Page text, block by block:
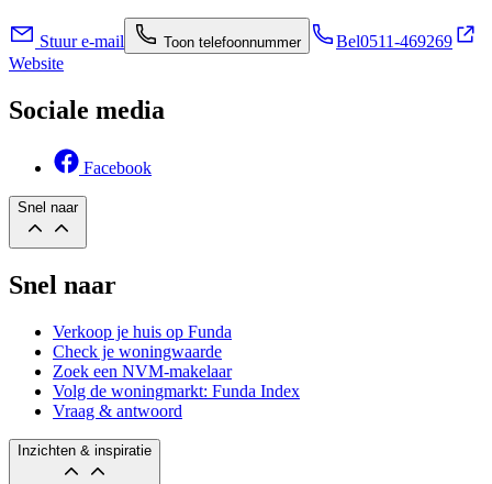
Stuur e-mail Toon telefoonnummer Bel0511-469269
Website
Sociale media
Facebook
Snel naar
Snel naar
Verkoop je huis op Funda
Check je woningwaarde
Zoek een NVM-makelaar
Volg de woningmarkt: Funda Index
Vraag & antwoord
Inzichten & inspiratie